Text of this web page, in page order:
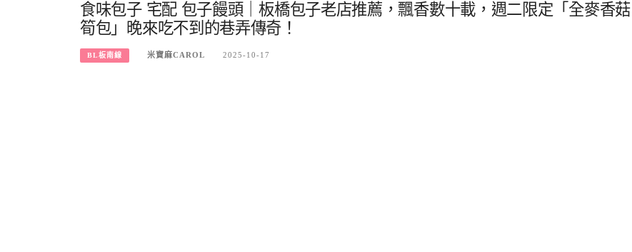
食味包子 宅配 包子饅頭｜板橋包子老店推薦，飄香數十載，週二限定「全麥香菇
筍包」晚來吃不到的巷弄傳奇！
BL板南線 米寶麻CAROL 2025-10-17